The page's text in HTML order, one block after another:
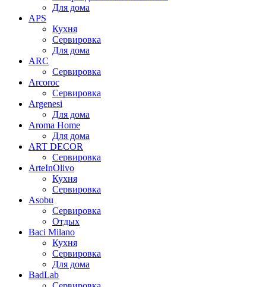
Для дома
APS
Кухня
Сервировка
Для дома
ARC
Сервировка
Arcoroc
Сервировка
Argenesi
Для дома
Aroma Home
Для дома
ART DECOR
Сервировка
ArteInOlivo
Кухня
Сервировка
Asobu
Сервировка
Отдых
Baci Milano
Кухня
Сервировка
Для дома
BadLab